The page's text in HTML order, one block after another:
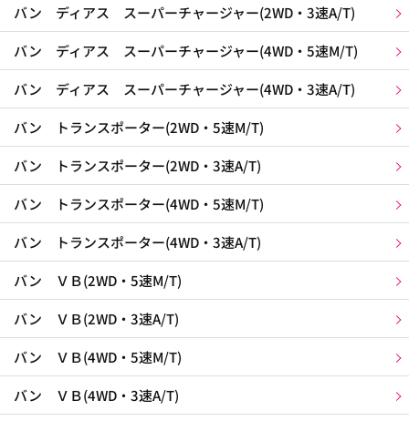
バン ディアス スーパーチャージャー(2WD・3速A/T)
バン ディアス スーパーチャージャー(4WD・5速M/T)
バン ディアス スーパーチャージャー(4WD・3速A/T)
バン トランスポーター(2WD・5速M/T)
バン トランスポーター(2WD・3速A/T)
バン トランスポーター(4WD・5速M/T)
バン トランスポーター(4WD・3速A/T)
バン ＶＢ(2WD・5速M/T)
バン ＶＢ(2WD・3速A/T)
バン ＶＢ(4WD・5速M/T)
バン ＶＢ(4WD・3速A/T)